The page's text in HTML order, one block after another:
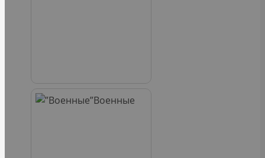
Военные